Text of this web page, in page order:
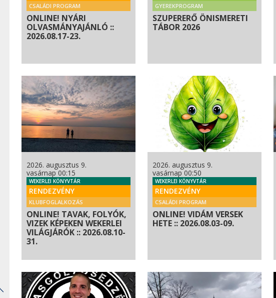
CSALÁDI PROGRAM
ONLINE! NYÁRI
OLVASMÁNYAJÁNLÓ ::
2026.08.17-23.
GYEREKPROGRAM
SZUPERERŐ ÖNISMERETI
TÁBOR 2026
2026. augusztus 9.
vasárnap 00:15
WEKERLEI KÖNYVTÁR
RENDEZVÉNY
KLUBFOGLALKOZÁS
ONLINE! TAVAK, FOLYÓK,
VIZEK KÉPEKEN WEKERLEI
VILÁGJÁRÓK :: 2026.08.10-
31.
2026. augusztus 9.
vasárnap 00:50
WEKERLEI KÖNYVTÁR
RENDEZVÉNY
CSALÁDI PROGRAM
ONLINE! VIDÁM VERSEK
HETE :: 2026.08.03-09.